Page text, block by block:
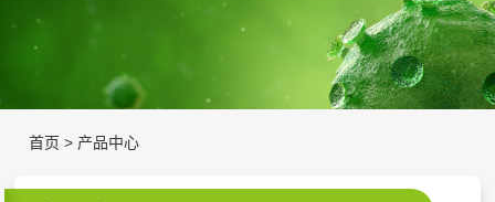
首页 > 产品中心